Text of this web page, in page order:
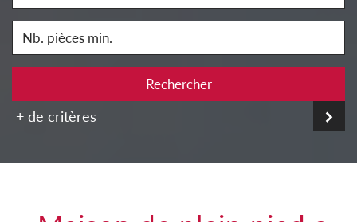
Rechercher
+ de critères